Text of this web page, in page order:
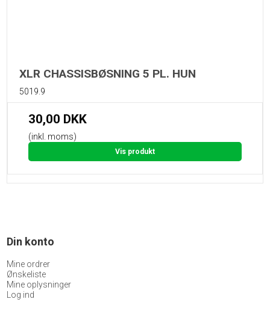
XLR CHASSISBØSNING 5 PL. HUN
5019.9
30,00 DKK
(inkl. moms)
Vis produkt
Din konto
Mine ordrer
Ønskeliste
Mine oplysninger
Log ind